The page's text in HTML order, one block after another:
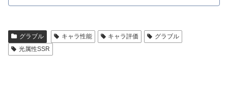
グラブル キャラ性能 キャラ評価
グラブル
光属性SSR